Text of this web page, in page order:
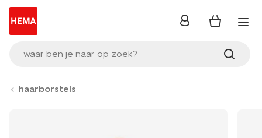
waar ben je naar op zoek?
inloggen
haarborstels